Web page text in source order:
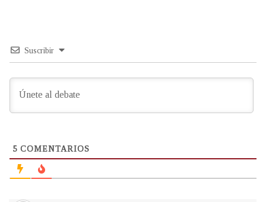
Suscribir
5 COMENTARIOS